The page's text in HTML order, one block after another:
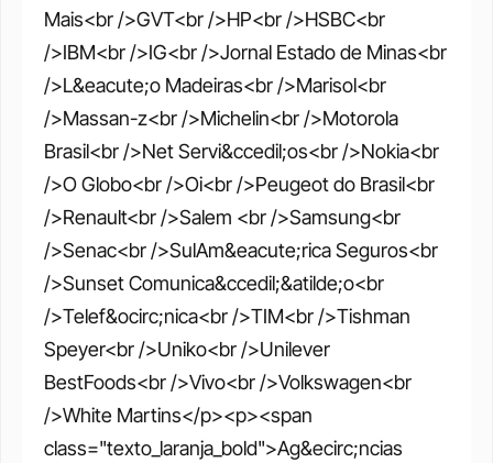
Mais<br />GVT<br />HP<br />HSBC<br
/>IBM<br />IG<br />Jornal Estado de Minas<br
/>L&eacute;o Madeiras<br />Marisol<br
/>Massan-z<br />Michelin<br />Motorola
Brasil<br />Net Servi&ccedil;os<br />Nokia<br
/>O Globo<br />Oi<br />Peugeot do Brasil<br
/>Renault<br />Salem <br />Samsung<br
/>Senac<br />SulAm&eacute;rica Seguros<br
/>Sunset Comunica&ccedil;&atilde;o<br
/>Telef&ocirc;nica<br />TIM<br />Tishman
Speyer<br />Uniko<br />Unilever
BestFoods<br />Vivo<br />Volkswagen<br
/>White Martins</p><p><span
class="texto_laranja_bold">Ag&ecirc;ncias